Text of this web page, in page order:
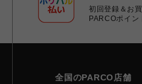
初回登録＆お
PARCOポイン
全国のPARCO店舗